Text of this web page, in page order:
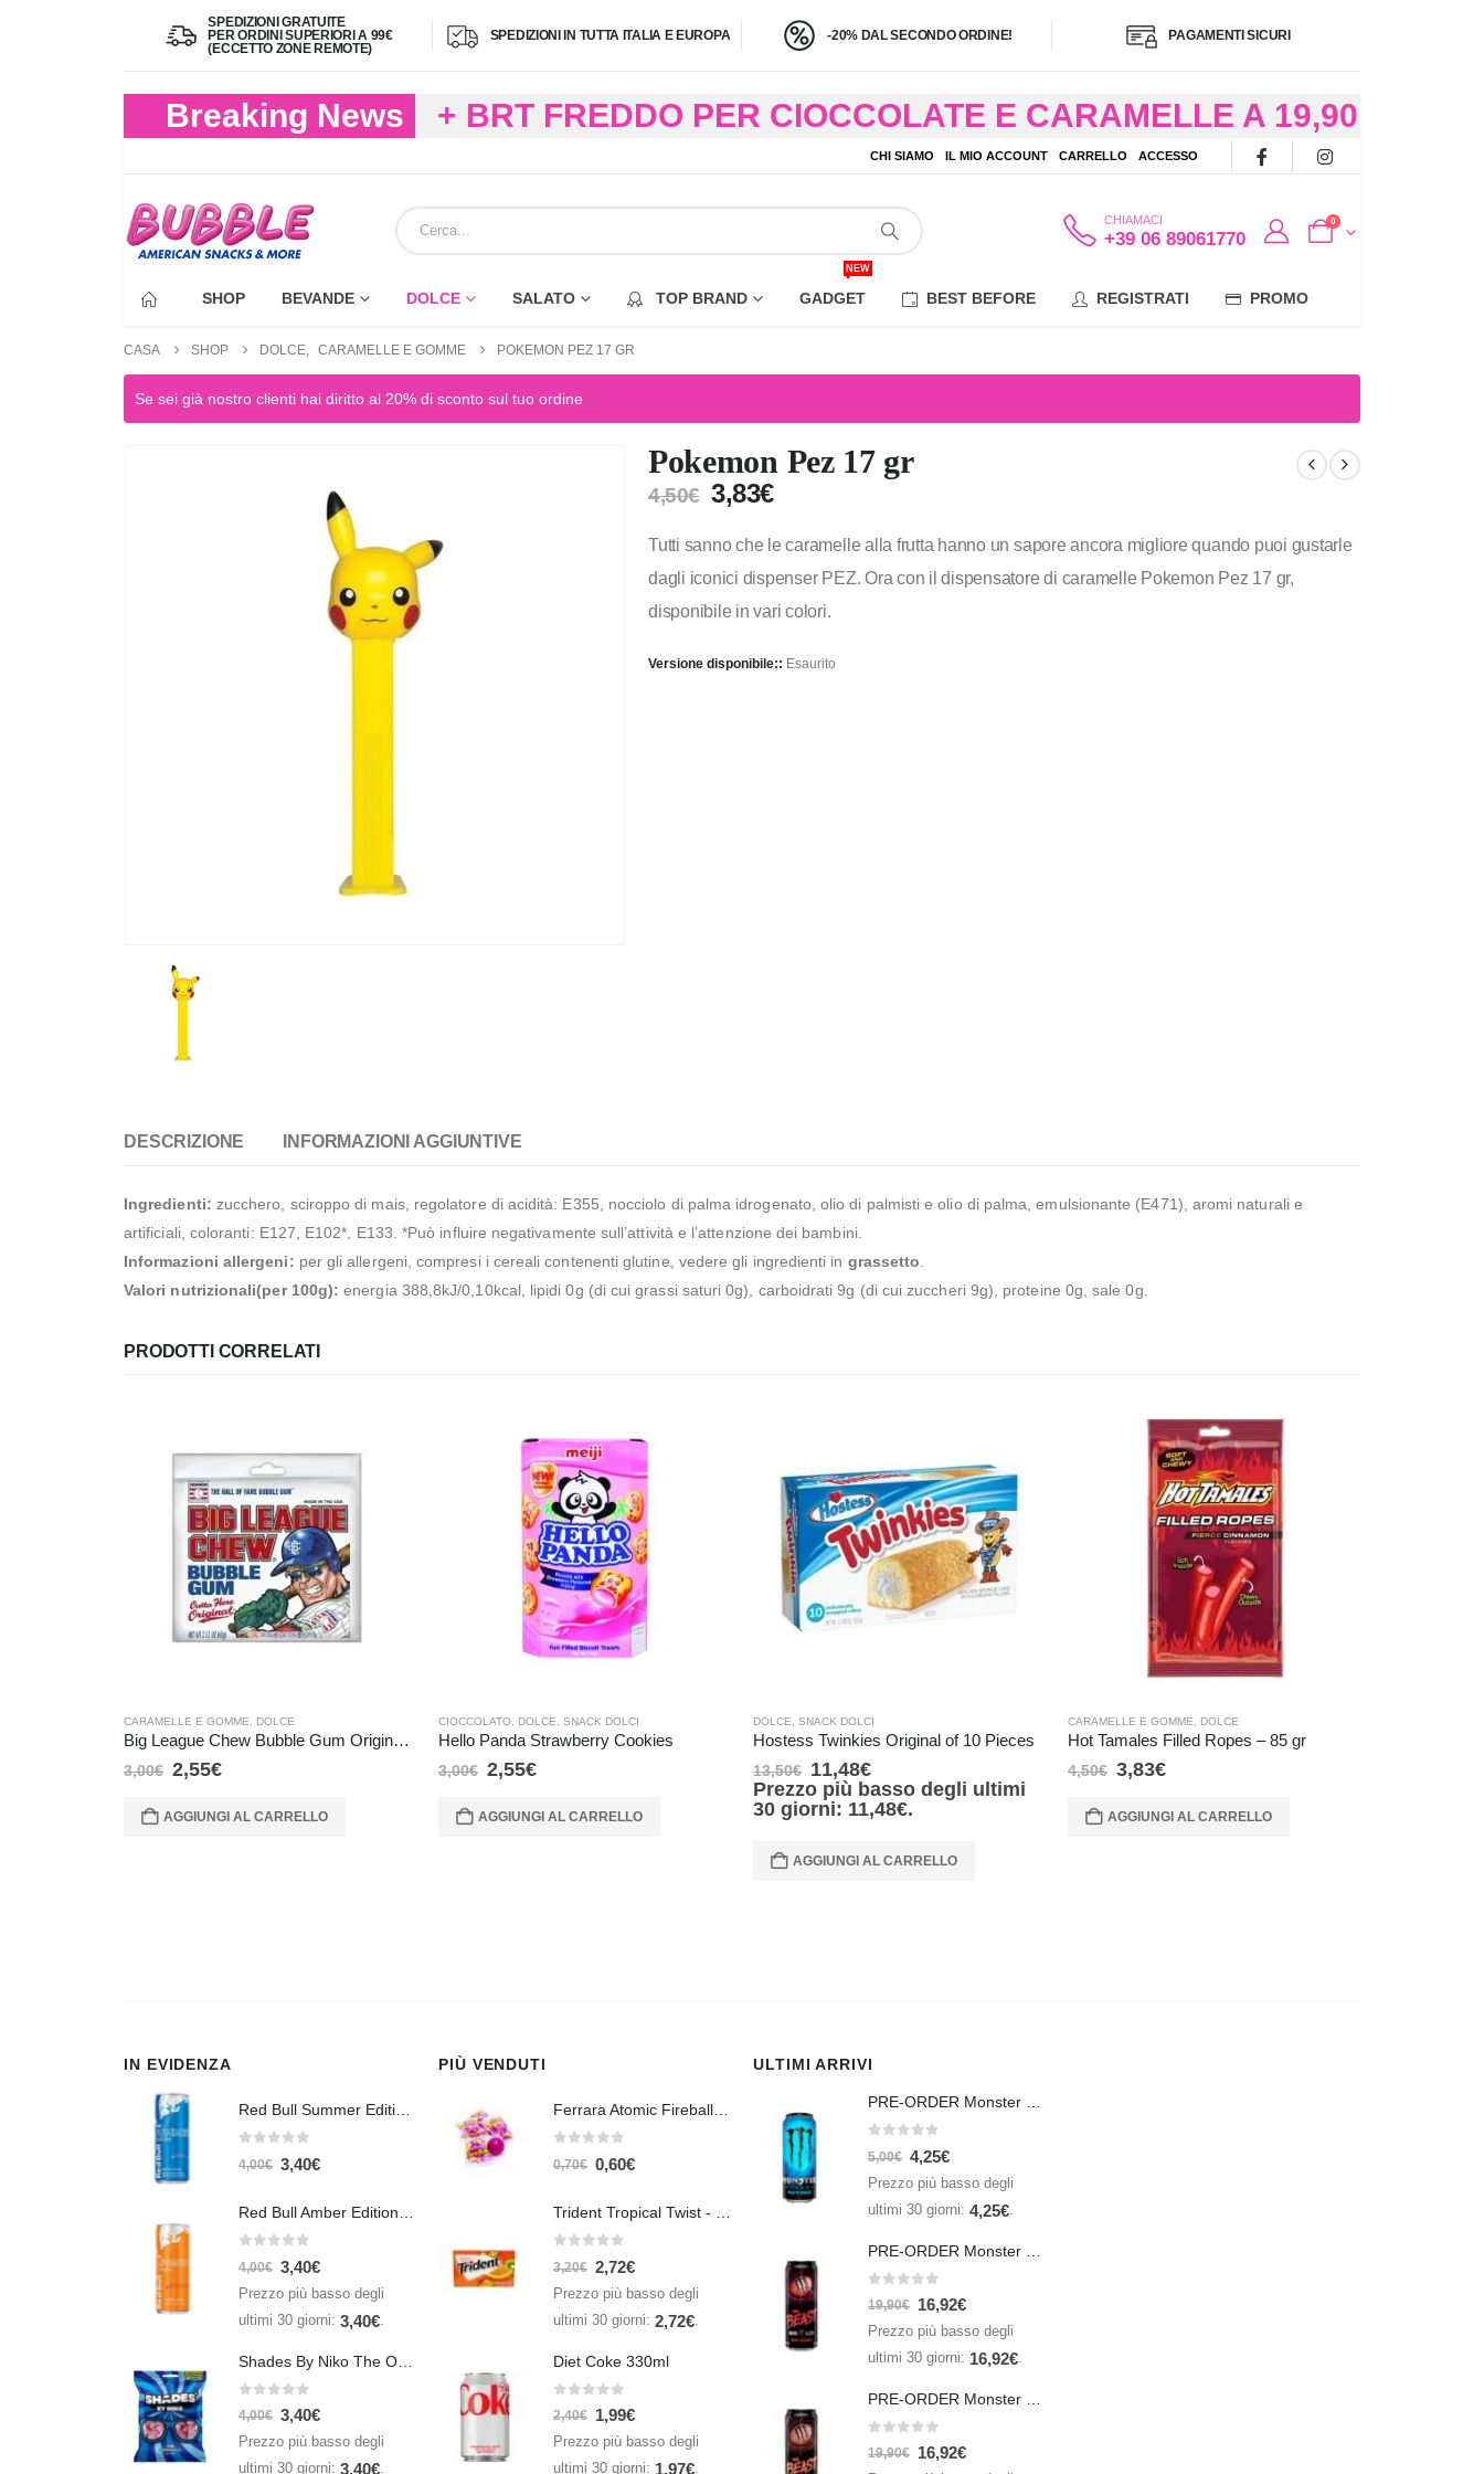
SPEDIZIONI GRATUITE
PER ORDINI SUPERIORI A 99€
(ECCETTO ZONE REMOTE)
SPEDIZIONI IN TUTTA ITALIA E EUROPA -20% DAL SECONDO ORDINE! PAGAMENTI SICURI
Breaking News
+ BRT FREDDO PER CIOCCOLATE E CARAMELLE A 19,90
(FINO A 4,9 KG) – CONSEGNA IN 24/48 ORE AD
ECCEZIONE DI ALCUNE AREE REMOTE
CHI SIAMO IL MIO ACCOUNT CARRELLO ACCESSO
CHIAMACI
+39 06 89061770
0
SHOP BEVANDE DOLCE SALATO TOP BRAND GADGET
NEW
BEST BEFORE REGISTRATI PROMO
CASA SHOP DOLCE CARAMELLE E GOMME POKEMON PEZ 17 GR
Se sei già nostro clienti hai diritto al 20% di sconto sul tuo ordine
Pokemon Pez 17 gr
4,50€ 3,83€
Tutti sanno che le caramelle alla frutta hanno un sapore ancora migliore quando puoi gustarle
dagli iconici dispenser PEZ. Ora con il dispensatore di caramelle Pokemon Pez 17 gr,
disponibile in vari colori.
Versione disponibile:: Esaurito
DESCRIZIONE INFORMAZIONI AGGIUNTIVE
Ingredienti: zucchero, sciroppo di mais, regolatore di acidità: E355, nocciolo di palma idrogenato, olio di palmisti e olio di palma, emulsionante (E471), aromi naturali e
artificiali, coloranti: E127, E102*, E133. *Può influire negativamente sull’attività e l’attenzione dei bambini.
Informazioni allergeni: per gli allergeni, compresi i cereali contenenti glutine, vedere gli ingredienti in grassetto.
Valori nutrizionali(per 100g): energia 388,8kJ/0,10kcal, lipidi 0g (di cui grassi saturi 0g), carboidrati 9g (di cui zuccheri 9g), proteine 0g, sale 0g.
PRODOTTI CORRELATI
CARAMELLE E GOMME, DOLCE
Big League Chew Bubble Gum Original – 60 gr
3,00€ 2,55€
AGGIUNGI AL CARRELLO
CIOCCOLATO, DOLCE, SNACK DOLCI
Hello Panda Strawberry Cookies
3,00€ 2,55€
AGGIUNGI AL CARRELLO
DOLCE, SNACK DOLCI
Hostess Twinkies Original of 10 Pieces
13,50€ 11,48€
Prezzo più basso degli ultimi
30 giorni: 11,48€.
AGGIUNGI AL CARRELLO
CARAMELLE E GOMME, DOLCE
Hot Tamales Filled Ropes – 85 gr
4,50€ 3,83€
AGGIUNGI AL CARRELLO
IN EVIDENZA
Red Bull Summer Edition Juneberry 250 ml
4,00€ 3,40€
Red Bull Amber Edition Apricot Strawberry 250ml – Energy Drink Albicocca e Fragola
4,00€ 3,40€
Prezzo più basso degli
ultimi 30 giorni: 3,40€
4,00€ 3,40€
Prezzo più basso degli
ultimi 30 giorni: 3,40€
PIÙ VENDUTI
Ferrara Atomic Fireballs Cinnamon 1 Piece - 5 gr
0,70€ 0,60€
Trident Tropical Twist - 26,6 gr
3,20€ 2,72€
Prezzo più basso degli
ultimi 30 giorni: 2,72€
Diet Coke 330ml
2,40€ 1,99€
Prezzo più basso degli
ultimi 30 giorni: 1,97€
ULTIMI ARRIVI
PRE-ORDER Monster Energy Nitro Blue Flash PL 500 ml IN ARRIVO IL 21 SETTEMBRE
5,00€ 4,25€
Prezzo più basso degli
ultimi 30 giorni: 4,25€
19,90€ 16,92€
Prezzo più basso degli
ultimi 30 giorni: 16,92€
19,90€ 16,92€